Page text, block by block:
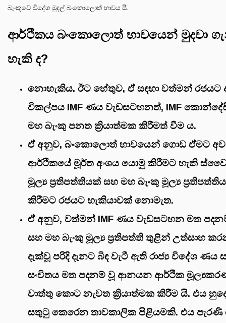
බැංකුවේ විදේශ මුදල් බංකොලොත් භාවය යි.
ආර්ථිකය බංකොලොත් භාවයෙන් මුදවා
හැකි ද?
නොහැකිය. ඊට හේතුව, ඒ සඳහා වත්මන්
විකල්පය IMF ණය වැඩසටහනත්, IMF
මහ බැංකු පනත ක්‍රියාත්මක කිරීමත් වීම ය.
ඒ අනුව, බංකොලොත් භාවයෙන් ගොඩ ඒමට
ආර්ථිකයේ මූර්ත අංශය යොමු කිරීමට හැකි
මූල්‍ය ප්‍රතිපත්තියක් සහ මහ බැංකු මූල්‍ය
කිරීමට රජයට හැකියාවක් නොමැත.
ඒ අනුව, වත්මන් IMF ණය වැඩසටහන මත පදනම්
සහ මහ බැංකු මූල්‍ය ප්‍රතිපත්ති තුළින් උත්සාහ
දැක්වූ පරිදි දැනට බිඳ වැටී ඇති රාජ්‍ය විදේශ ණය
සංචිතය මත පදනම් වූ ආනයන ආර්ථික මූල්‍යකරණ
වාත්තු කොට නැවත ක්‍රියාත්මක කිරීම යි. එය
සතුටු කෙරෙන තාවකාලික පිළියමකි. එය